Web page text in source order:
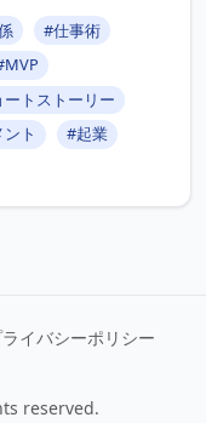
#仕事術
トストーリー
ト
#起業
イバシーポリシー
reserved.